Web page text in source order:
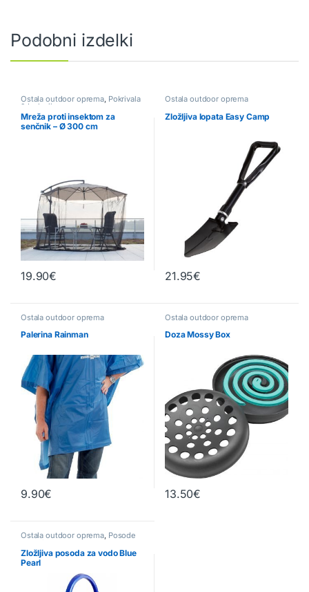
Podobni izdelki
Ostala outdoor oprema, Pokrivala
& Izolacija
Mreža proti insektom za
senčnik – Ø 300 cm
19.90€
Ostala outdoor oprema
Zložljiva lopata Easy Camp
21.95€
Ostala outdoor oprema
Palerina Rainman
9.90€
Ostala outdoor oprema
Doza Mossy Box
13.50€
Ostala outdoor oprema, Posode
Zložljiva posoda za vodo Blue
Pearl